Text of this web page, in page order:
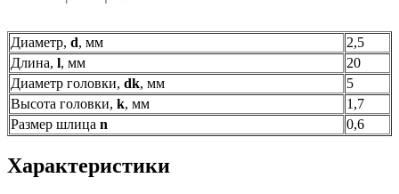
Диаметр, d, мм
2,5
Длина, l, мм
20
Диаметр головки, dk, мм
5
Высота головки, k, мм
1,7
Размер шлица n 0,6
Характеристики